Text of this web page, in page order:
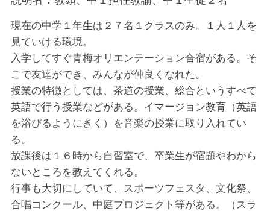
現在の中学１年生は２７名１クラスのみ。１人１人を
見ていける環境。
入学してすぐ青梅オリエンテーション合宿がある。そ
こで友達ができ、みんなが仲良くなれた。
授業の特徴としては、茶道の授業、総合というすべて
英語で行う授業などがある。イマージョン教育（英語
を浴びるようにきく）を音楽の授業に取り入れてい
る。
放課後は１６時から自習室で、卒業生が宿題やわから
ないところを教えてくれる。
行事も大切にしていて、スポーツフェスタ、文化祭、
合唱コンクール、中庭プロジェクト等がある。（スラ